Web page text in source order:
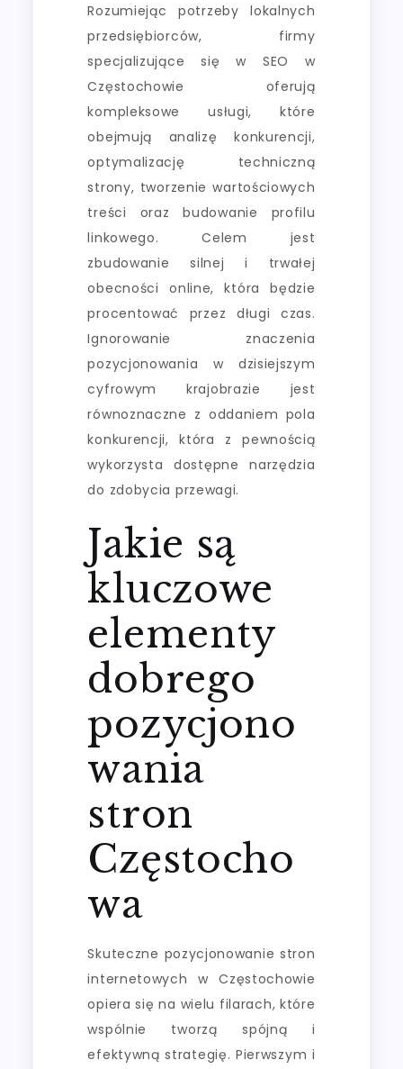
Rozumiejąc potrzeby lokalnych
przedsiębiorców, firmy
specjalizujące się w SEO w
Częstochowie oferują
kompleksowe usługi, które
obejmują analizę konkurencji,
optymalizację techniczną
strony, tworzenie wartościowych
treści oraz budowanie profilu
linkowego. Celem jest
zbudowanie silnej i trwałej
obecności online, która będzie
procentować przez długi czas.
Ignorowanie znaczenia
pozycjonowania w dzisiejszym
cyfrowym krajobrazie jest
równoznaczne z oddaniem pola
konkurencji, która z pewnością
wykorzysta dostępne narzędzia
do zdobycia przewagi.
Jakie są
kluczowe
elementy
dobrego
pozycjono
wania
stron
Częstocho
wa
Skuteczne pozycjonowanie stron
internetowych w Częstochowie
opiera się na wielu filarach, które
wspólnie tworzą spójną i
efektywną strategię. Pierwszym i